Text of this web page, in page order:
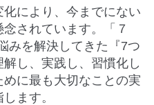
により、今までにない
されています。「７
みを解決してきた『7つ
し、実践し、習慣化し
に最も大切なことの実
ます。